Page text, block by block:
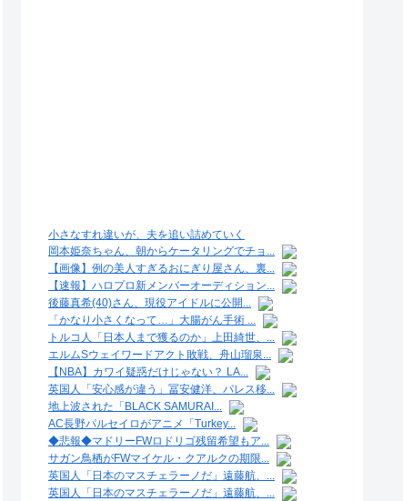
小さなすれ違いが、夫を追い詰めていく
岡本姫奈ちゃん、朝からケータリングでチョ...
【画像】例の美人すぎるおにぎり屋さん、裏...
【速報】ハロプロ新メンバーオーディション...
後藤真希(40)さん、現役アイドルに公開...
「かなり小さくなって…」大腸がん手術 ...
トルコ人「日本人まで獲るのか」上田綺世、...
エルムSウェイワードアクト敗戦、舟山瑠泉...
【NBA】カワイ疑惑だけじゃない？ LA...
英国人「安心感が違う」冨安健洋、パレス移...
地上波された「BLACK SAMURAI...
AC長野パルセイロがアニメ「Turkey...
◆悲報◆マドリーFWロドリゴ残留希望もア...
サガン鳥栖がFWマイケル・クアルクの期限...
英国人「日本のマスチェラーノだ」遠藤航、...
英国人「日本のマスチェラーノだ」遠藤航、...